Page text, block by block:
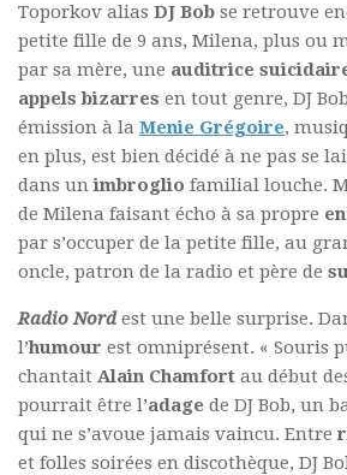
Toporkov alias DJ Bob se retrouve
petite fille de 9 ans, Milena, plus ou
par sa mère, une auditrice
appels bizarres en tout genre, DJ
émission à la Menie Grégoire,
en plus, est bien décidé à ne pas se
dans unimbroglio familial louche.
de Milena faisant écho à sa propre
par s’occuper de la petite fille, au
oncle, patron de la radio et père de
Radio Nordest une belle surprise.
l’humour est omniprésent. « Souris
chantait Alain Chamfort au début
pourrait être l’adage de DJ Bob, un
qui ne s’avoue jamais vaincu. Entre
et folles soirées en discothèque, DJ